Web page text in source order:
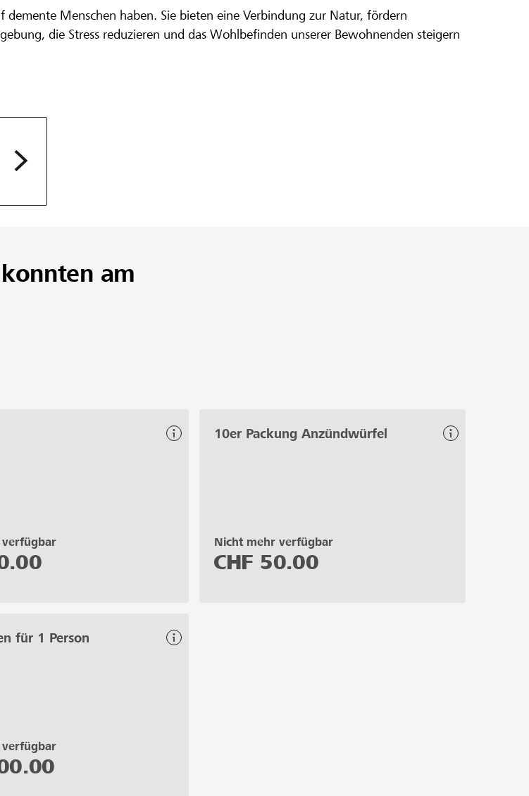
für an Demenz
Menschen haben. Sie bieten eine Verbindung zur Natur, fördern
die Stress reduzieren und das Wohlbefinden unserer Bewohnenden steigern
am
10er Packung Anzündwürfel
Nicht mehr verfügbar
CHF 50.00
für 1 Person